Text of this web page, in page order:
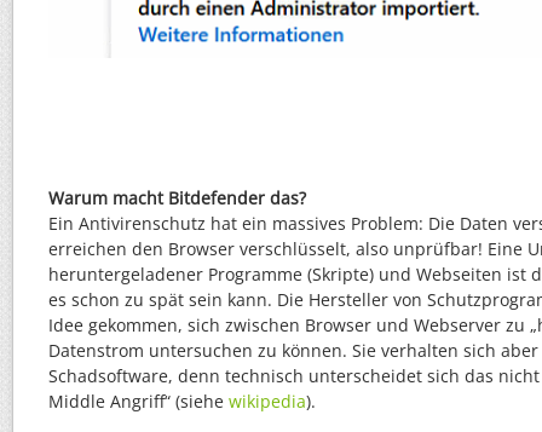
Warum macht Bitdefender das?
Ein Antivirenschutz hat ein massives Problem: Die Daten
erreichen den Browser verschlüsselt, also unprüfbar! Eine
heruntergeladener Programme (Skripte) und Webseiten ist
es schon zu spät sein kann. Die Hersteller von
Idee gekommen, sich zwischen Browser und Webserver zu
Datenstrom untersuchen zu können. Sie verhalten sich
Schadsoftware, denn technisch unterscheidet sich das
Middle Angriff“ (siehe wikipedia).